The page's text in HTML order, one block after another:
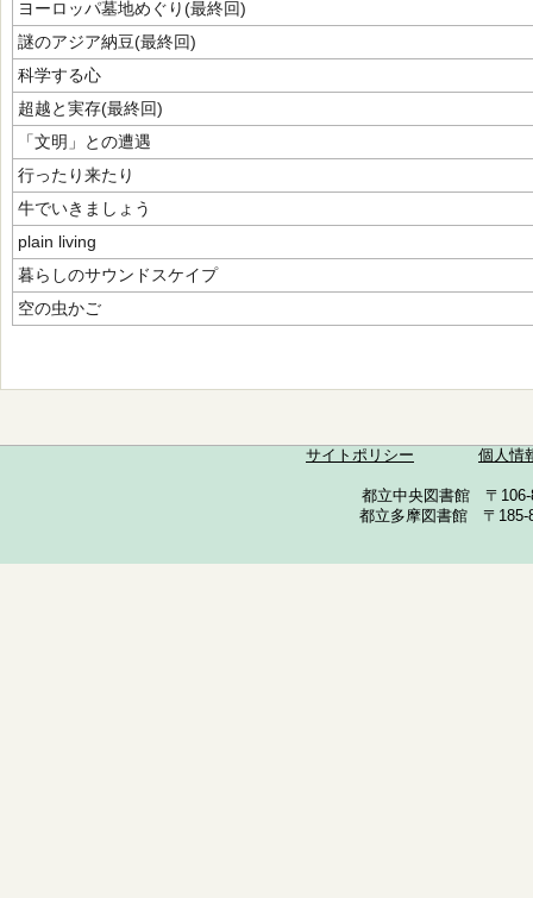
ヨーロッパ墓地めぐり(最終回)
謎のアジア納豆(最終回)
科学する心
超越と実存(最終回)
「文明」との遭遇
行ったり来たり
牛でいきましょう
plain living
暮らしのサウンドスケイプ
空の虫かご
サイトポリシー 個人情
都立中央図書館 〒
都立多摩図書館 〒185-